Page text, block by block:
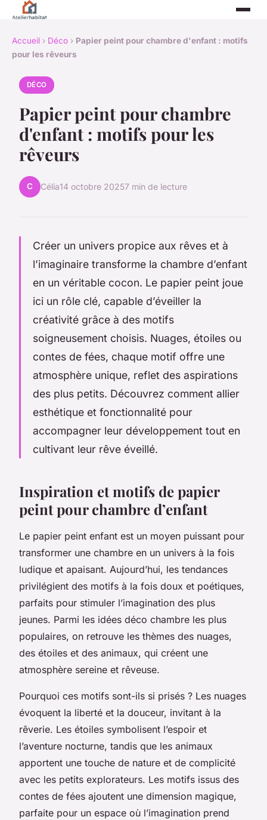
Accueil › Déco › Papier peint pour chambre d'enfant : motifs
pour les rêveurs
DÉCO
Papier peint pour chambre
d'enfant : motifs pour les
rêveurs
C Célia14 octobre 20257 min de lecture
Créer un univers propice aux rêves et à
l’imaginaire transforme la chambre d’enfant
en un véritable cocon. Le papier peint joue
ici un rôle clé, capable d’éveiller la
créativité grâce à des motifs
soigneusement choisis. Nuages, étoiles ou
contes de fées, chaque motif offre une
atmosphère unique, reflet des aspirations
des plus petits. Découvrez comment allier
esthétique et fonctionnalité pour
accompagner leur développement tout en
cultivant leur rêve éveillé.
Inspiration et motifs de papier
peint pour chambre d’enfant
Le papier peint enfant est un moyen puissant pour
transformer une chambre en un univers à la fois
ludique et apaisant. Aujourd’hui, les tendances
privilégient des motifs à la fois doux et poétiques,
parfaits pour stimuler l’imagination des plus
jeunes. Parmi les idées déco chambre les plus
populaires, on retrouve les thèmes des nuages,
des étoiles et des animaux, qui créent une
atmosphère sereine et rêveuse.
Pourquoi ces motifs sont-ils si prisés ? Les nuages
évoquent la liberté et la douceur, invitant à la
rêverie. Les étoiles symbolisent l’espoir et
l’aventure nocturne, tandis que les animaux
apportent une touche de nature et de complicité
avec les petits explorateurs. Les motifs issus des
contes de fées ajoutent une dimension magique,
parfaite pour un espace où l’imagination prend